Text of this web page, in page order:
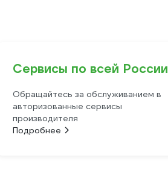
Сервисы по всей России
Обращайтесь за обслуживанием в
авторизованные сервисы
производителя
Подробнее